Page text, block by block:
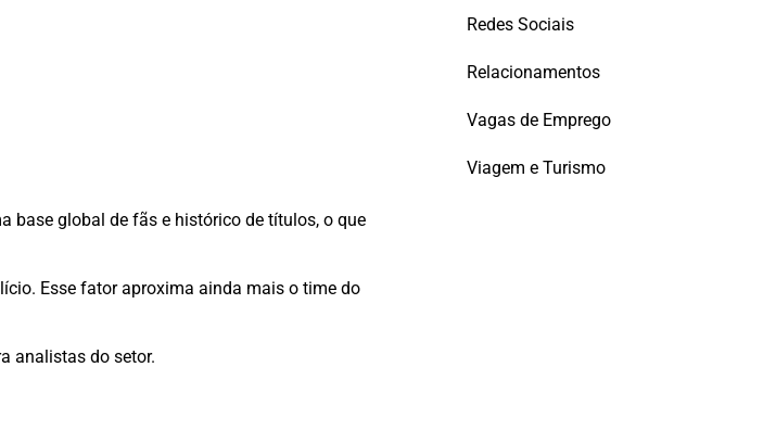
base global de fãs e histórico de títulos, o que
Esse fator aproxima ainda mais o time do
analistas do setor.
Redes Sociais
Relacionamentos
Vagas de Emprego
Viagem e Turismo